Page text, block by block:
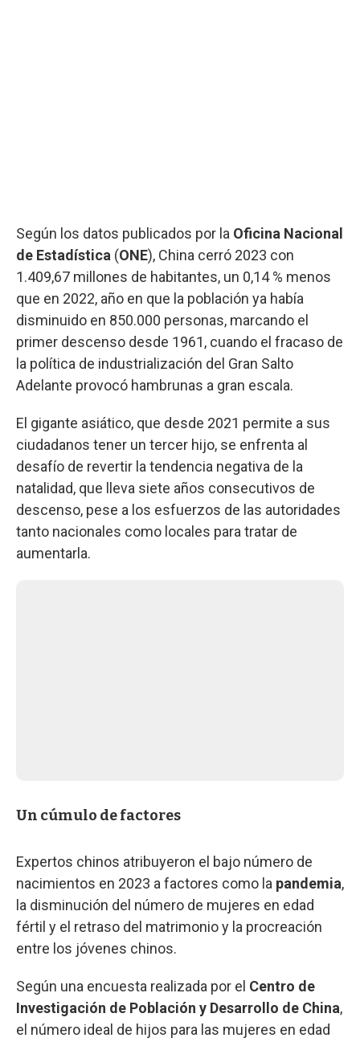
Según los datos publicados por la Oficina Nacional
de Estadística (ONE), China cerró 2023 con
1.409,67 millones de habitantes, un 0,14 % menos
que en 2022, año en que la población ya había
disminuido en 850.000 personas, marcando el
primer descenso desde 1961, cuando el fracaso de
la política de industrialización del Gran Salto
Adelante provocó hambrunas a gran escala.
El gigante asiático, que desde 2021 permite a sus
ciudadanos tener un tercer hijo, se enfrenta al
desafío de revertir la tendencia negativa de la
natalidad, que lleva siete años consecutivos de
descenso, pese a los esfuerzos de las autoridades
tanto nacionales como locales para tratar de
aumentarla.
Un cúmulo de factores
Expertos chinos atribuyeron el bajo número de
nacimientos en 2023 a factores como la pandemia,
la disminución del número de mujeres en edad
fértil y el retraso del matrimonio y la procreación
entre los jóvenes chinos.
Según una encuesta realizada por el Centro de
Investigación de Población y Desarrollo de China,
el número ideal de hijos para las mujeres en edad